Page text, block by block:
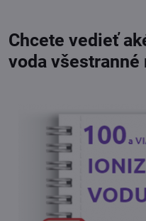
Chcete vedieť
voda